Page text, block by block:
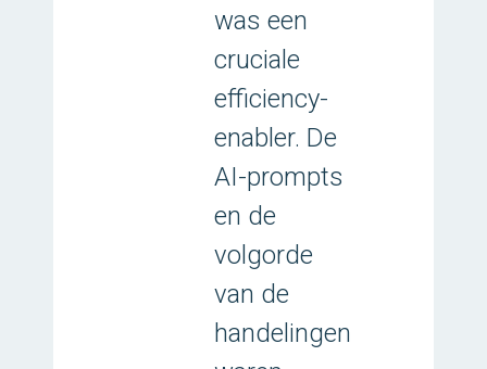
was een
cruciale
efficiency-
enabler. De
AI-prompts
en de
volgorde
van de
handelingen